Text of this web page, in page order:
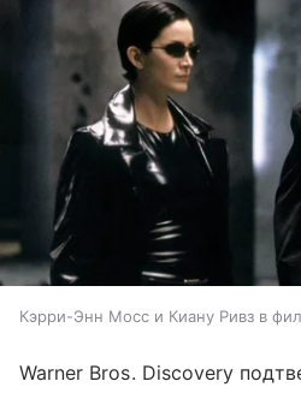
Кэрри-Энн Мосс и Киану Ривз в
Warner Bros. Discovery